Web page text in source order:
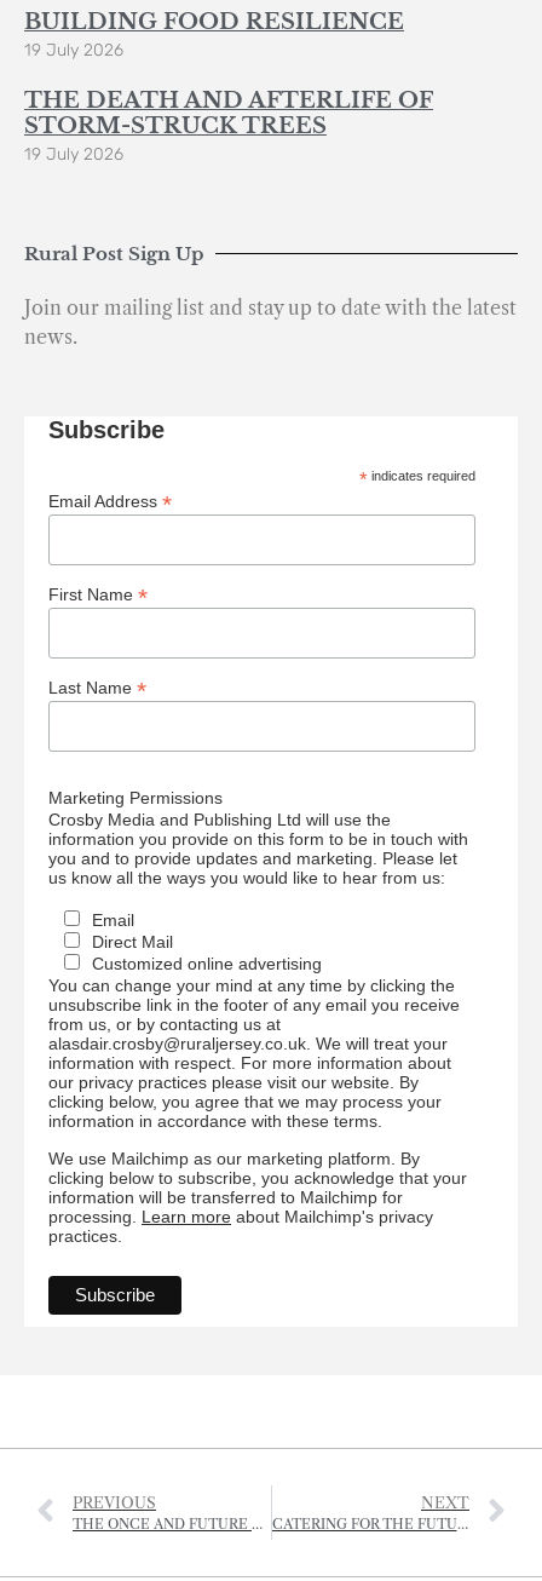
BUILDING FOOD RESILIENCE
19 July 2026
THE DEATH AND AFTERLIFE OF
STORM-STRUCK TREES
19 July 2026
Rural Post Sign Up
Join our mailing list and stay up to date with the latest
news.
Subscribe
* indicates required
Email Address *
First Name *
Last Name *
Marketing Permissions
Crosby Media and Publishing Ltd will use the
information you provide on this form to be in touch with
you and to provide updates and marketing. Please let
us know all the ways you would like to hear from us:
Email
Direct Mail
Customized online advertising
You can change your mind at any time by clicking the
unsubscribe link in the footer of any email you receive
from us, or by contacting us at
alasdair.crosby@ruraljersey.co.uk. We will treat your
information with respect. For more information about
our privacy practices please visit our website. By
clicking below, you agree that we may process your
information in accordance with these terms.
We use Mailchimp as our marketing platform. By
clicking below to subscribe, you acknowledge that your
information will be transferred to Mailchimp for
processing. Learn more about Mailchimp's privacy
practices.
PREVIOUS
THE ONCE AND FUTURE MILL
NEXT
CATERING FOR THE FUTURE